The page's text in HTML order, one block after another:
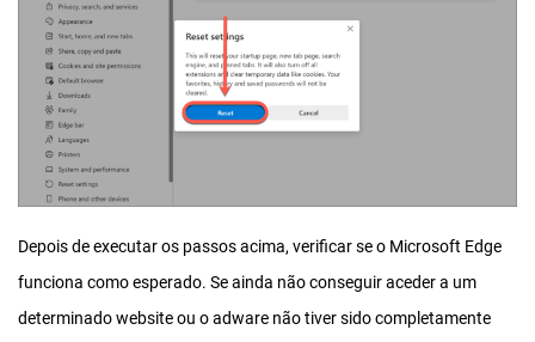
Depois de executar os passos acima, verificar se o Microsoft Edge
funciona como esperado. Se ainda não conseguir aceder a um
determinado website ou o adware não tiver sido completamente